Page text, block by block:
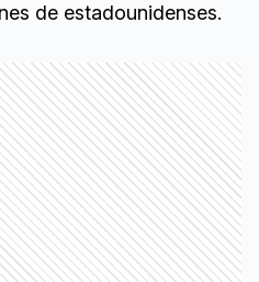
de estadounidenses.